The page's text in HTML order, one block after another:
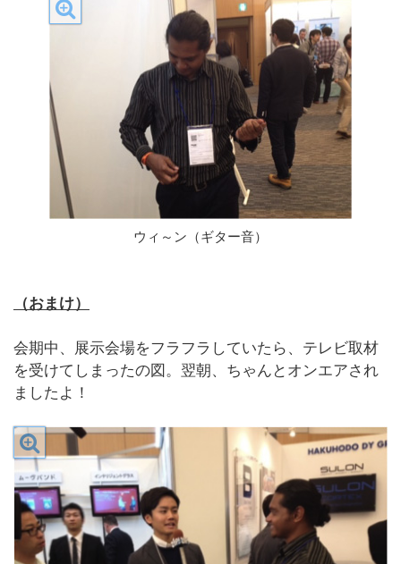
ウィ～ン（ギター音）
（おまけ）
会期中、展示会場をフラフラしていたら、テレビ取材
を受けてしまったの図。翌朝、ちゃんとオンエアされ
ましたよ！